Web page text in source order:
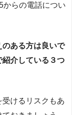
からの電話につい
のある方は良いで
介している３つ
けるリスクもあ